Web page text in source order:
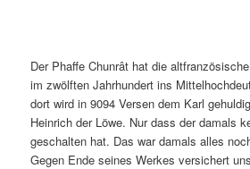
Der Phaffe Chunrât hat die
im zwölften Jahrhundert ins
dort wird in 9094 Versen dem Karl
Heinrich der Löwe. Nur dass der damals
geschalten hat. Das war damals alles
Gegen Ende seines Werkes versichert